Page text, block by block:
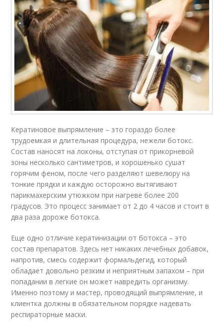
Кератиновое выпрямление – это гораздо более
трудоемкая и длительная процедура, нежели ботокс.
Состав наносят на локоны, отступая от прикорневой
зоны несколько сантиметров, и хорошенько сушат
горячим феном, после чего разделяют шевелюру на
тонкие прядки и каждую осторожно вытягивают
парикмахерским утюжком при нагреве более 200
градусов. Это процесс занимает от 2 до 4 часов и стоит в
два раза дороже ботокса.
Еще одно отличие кератинизации от ботокса – это
состав препаратов. Здесь нет никаких лечебных добавок,
напротив, смесь содержит формальдегид, который
обладает довольно резким и неприятным запахом – при
попадании в легкие он может навредить организму.
Именно поэтому и мастер, проводящий выпрямление, и
клиентка должны в обязательном порядке надевать
респираторные маски.